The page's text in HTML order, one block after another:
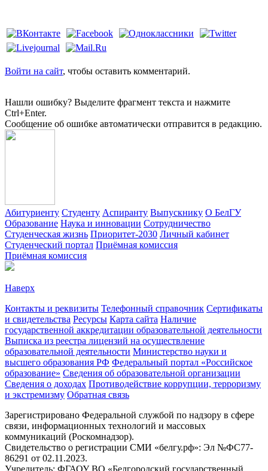
Войти на сайт, чтобы оставить комментарий.
Нашли ошибку? Выделите фрагмент текста и нажмите
Ctrl+Enter.
Сообщение об ошибке автоматически отправится в редакцию.
Абитуриенту Студенту Аспиранту Выпускнику О БелГУ
Образование Наука и инновации Сотрудничество
Студенческая жизнь Приоритет-2030 Личный кабинет
Студенческий портал Приёмная комиссия
Приёмная комиссия
Наверх
Контакты и реквизиты Телефонный справочник Сертификаты
и свидетельства Ресурсы Карта сайта Наличие
государственной аккредитации образовательной деятельности
Выписка из реестра лицензий на осуществление
образовательной деятельности Министерствo науки и
высшего образования РФ Федеральный портал «Российское
образование» Сведения об образовательной организации
Сведения о доходах Противодействие коррупции, терроризму
и экстремизму Обратная связь
Зарегистрировано Федеральной службой по надзору в сфере
связи, информационных технологий и массовых
коммуникаций (Роскомнадзор).
Свидетельство о регистрации СМИ «белгу.рф»: Эл №ФС77-
86291 от 02.11.2023.
Учредитель: ФГАОУ ВО «Белгородский государственный